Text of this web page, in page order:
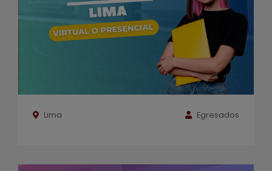
Lima Egresados